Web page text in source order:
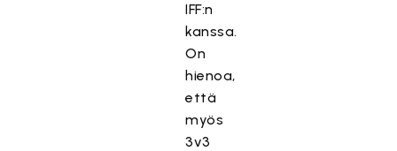
IFF:n
kanssa.
On
hienoa,
että
myös
3v3